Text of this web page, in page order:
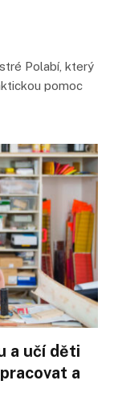
Polabí, který
pomoc
a učí děti
a